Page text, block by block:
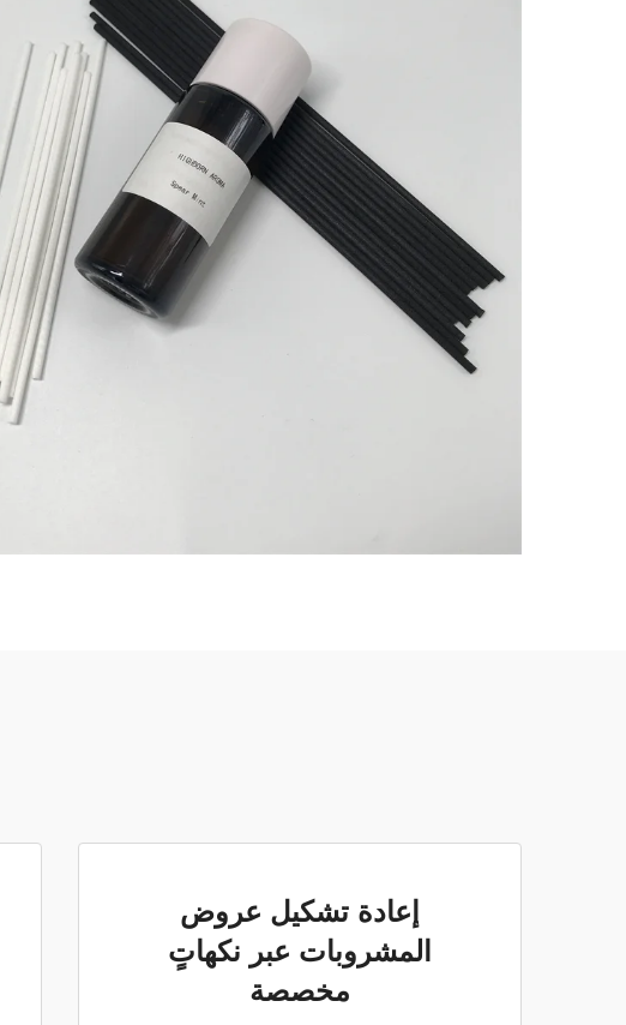
إعادة تشكيل عروض
المشروبات عبر نكهاتٍ
مخصصة